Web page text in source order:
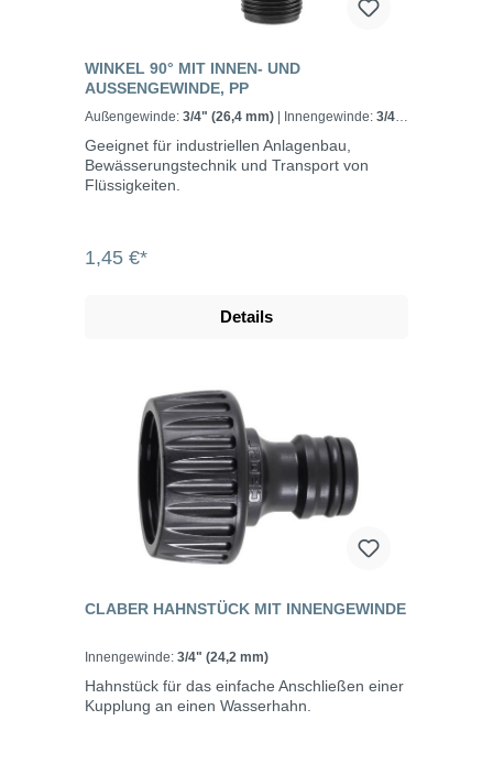
WINKEL 90° MIT INNEN- UND
AUSSENGEWINDE, PP
Außengewinde: 3/4" (26,4 mm) | Innengewinde: 3/4"
Geeignet für industriellen Anlagenbau,
Bewässerungstechnik und Transport von
Flüssigkeiten.
1,45 €*
Details
CLABER HAHNSTÜCK MIT INNENGEWINDE
Innengewinde: 3/4" (24,2 mm)
Hahnstück für das einfache Anschließen einer
Kupplung an einen Wasserhahn.